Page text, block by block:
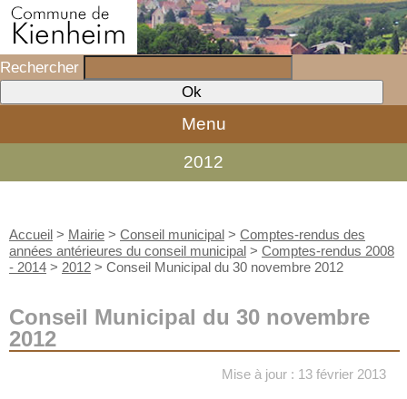
Rechercher
Menu
2012
Accueil > Mairie > Conseil municipal > Comptes-rendus des
années antérieures du conseil municipal > Comptes-rendus 2008
- 2014 > 2012 > Conseil Municipal du 30 novembre 2012
Conseil Municipal du 30 novembre
2012
Mise à jour : 13 février 2013